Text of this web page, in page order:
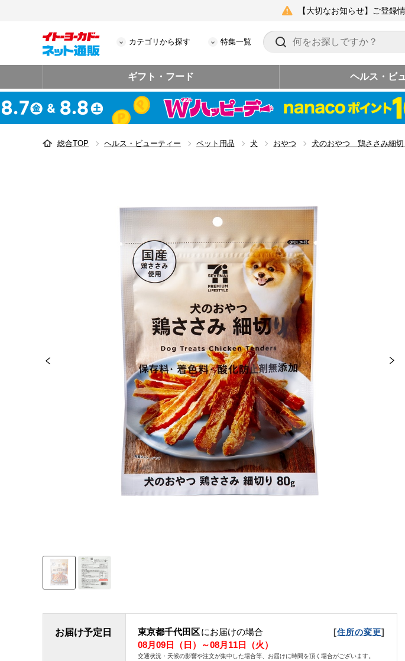
【大切なお知らせ】ご登録
カテゴリから探す 特集一覧
ギフト・フード ヘルス・ビ
総合TOP ヘルス・ビューティー ペット用品 犬 おやつ 犬のおやつ 鶏ささみ細
お届け予定日 東京都千代田区にお届けの場合 [住所の変更]
08月09日（日）～08月11日（火）
交通状況・天候の影響や注文が集中した場合等、お届けに時間を頂く場合がございます。